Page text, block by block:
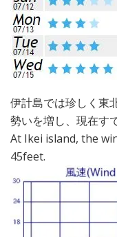
伊計島では珍しく東
勢いを増し、現在す
At Ikei island, the
45feet.